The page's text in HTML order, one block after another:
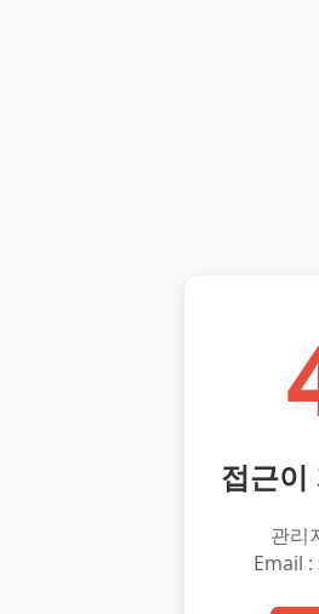
접근이
관리
Email